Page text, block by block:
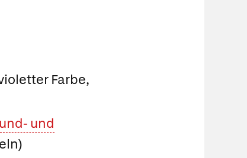
Farbe,
und